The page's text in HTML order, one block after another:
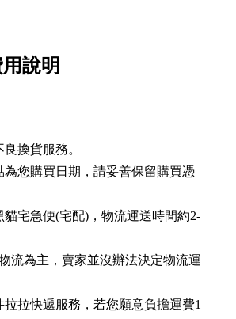
說明
換貨服務。
為您購買日期，請妥善保留購買憑
貓宅急便(宅配)，物流運送時間約2-
流為主，賣家並沒辦法決定物流運
拉快遞服務，若您願意負擔運費1